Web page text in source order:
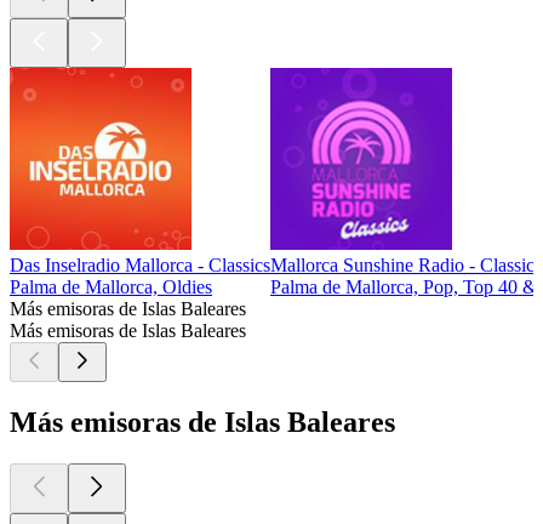
Das Inselradio Mallorca - Classics
Palma de Mallorca, Oldies
Mallorca Sunshine Radio - Classics
Palma de Mallorca, Pop, Top 40 &
Más emisoras de Islas Baleares
Más emisoras de Islas Baleares
Más emisoras de Islas Baleares